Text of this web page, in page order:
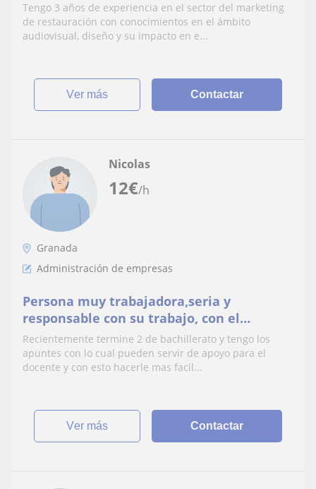
frente a situaciones. Clases a todos los
interesados
Tengo 3 años de experiencia en el sector del marketing
de restauración con conocimientos en el ámbito
audiovisual, diseño y su impacto en e...
ver más Contactar
12€/h
Nicolas
Granada
Administración de empresas
Persona muy trabajadora,seria y
responsable con su trabajo, con el
propósito de enseñar y educar a los
docentes de forma didáctica
Recientemente termine 2 de bachillerato y tengo los
apuntes con lo cual pueden servir de apoyo para el
docente y con esto hacerle mas facil...
ver más Contactar